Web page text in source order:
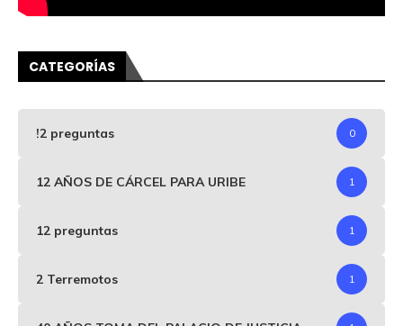
CATEGORÍAS
!2 preguntas 0
12 AÑOS DE CÁRCEL PARA URIBE 1
12 preguntas 1
2 Terremotos 1